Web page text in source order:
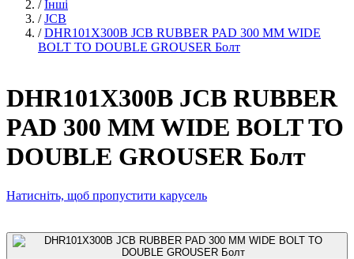
/ Інші
/ JCB
/ DHR101X300B JCB RUBBER PAD 300 MM WIDE
BOLT TO DOUBLE GROUSER Болт
DHR101X300B JCB RUBBER
PAD 300 MM WIDE BOLT TO
DOUBLE GROUSER Болт
Натисніть, щоб пропустити карусель